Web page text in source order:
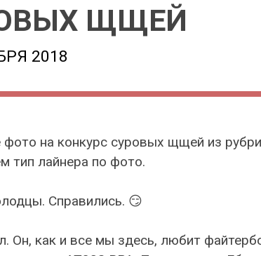
ЩЩЕЙ
2018
фото на конкурс суровых щщей из
тип лайнера по фото.
Справились. 😏
Он, как и все мы здесь, любит